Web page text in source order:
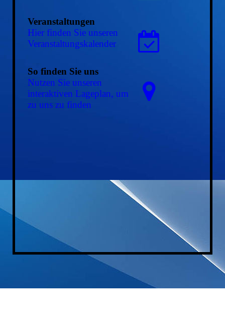
Veranstaltungen
Hier finden Sie unseren
Ver­an­stal­tungs­ka­len­der
So finden Sie uns
Nutzen Sie unseren
interaktiven La­ge­plan, um
zu uns zu finden